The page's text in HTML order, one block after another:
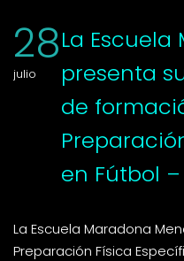
28
julio
La
presenta
de
en Fútbol –
La Escuela Maradona
Preparación Física